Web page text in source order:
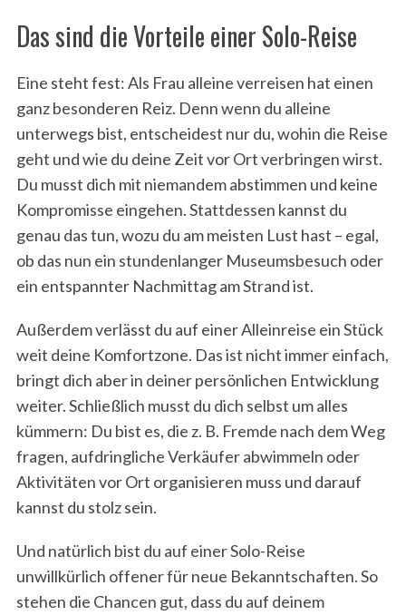
Das sind die Vorteile einer Solo-Reise
Eine steht fest: Als Frau alleine verreisen hat einen
ganz besonderen Reiz. Denn wenn du alleine
unterwegs bist, entscheidest nur du, wohin die Reise
geht und wie du deine Zeit vor Ort verbringen wirst.
Du musst dich mit niemandem abstimmen und keine
Kompromisse eingehen. Stattdessen kannst du
genau das tun, wozu du am meisten Lust hast – egal,
ob das nun ein stundenlanger Museumsbesuch oder
ein entspannter Nachmittag am Strand ist.
Außerdem verlässt du auf einer Alleinreise ein Stück
weit deine Komfortzone. Das ist nicht immer einfach,
bringt dich aber in deiner persönlichen Entwicklung
weiter. Schließlich musst du dich selbst um alles
kümmern: Du bist es, die z. B. Fremde nach dem Weg
fragen, aufdringliche Verkäufer abwimmeln oder
Aktivitäten vor Ort organisieren muss und darauf
kannst du stolz sein.
Und natürlich bist du auf einer Solo-Reise
unwillkürlich offener für neue Bekanntschaften. So
stehen die Chancen gut, dass du auf deinem